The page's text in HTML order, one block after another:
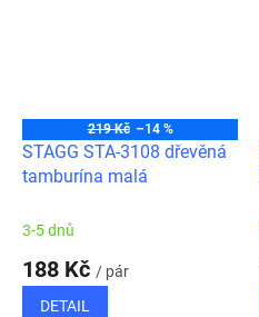
219 Kč –14 %
STAGG STA-3108 dřevěná
tamburína malá
3-5 dnů
188 Kč / pár
DETAIL